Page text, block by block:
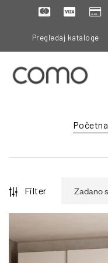
Pregledaj kataloge
Početna
Filter